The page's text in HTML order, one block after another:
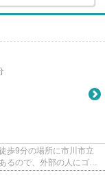
歩9分の場所に市川市立
るので、外部の人にゴミ